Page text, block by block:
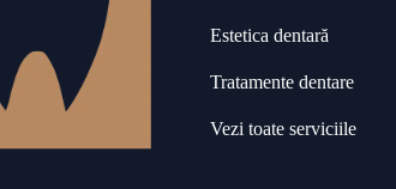
Estetica dentară
Tratamente dentare
Vezi toate serviciile